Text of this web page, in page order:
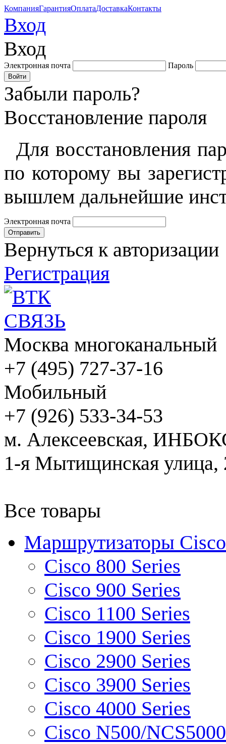
КомпанияГарантияОплатаДоставкаКонтакты
Вход
Вход
Электронная почта Пароль
Забыли пароль?
Восстановление пароля
Для восстановления
по которому вы
вышлем дальнейшие
Электронная почта
Вернуться к авторизации
Регистрация
Москва многоканальный
+7 (495) 727-37-16
Мобильный
+7 (926) 533-34-53
м. Алексеевская,
1-я Мытищинская улица,
Все товары
Маршрутизаторы Cisco
Cisco 800 Series
Cisco 900 Series
Cisco 1100 Series
Cisco 1900 Series
Cisco 2900 Series
Cisco 3900 Series
Cisco 4000 Series
Cisco N500/